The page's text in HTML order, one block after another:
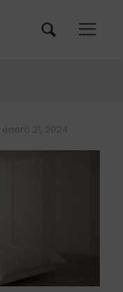
enero 21, 2024